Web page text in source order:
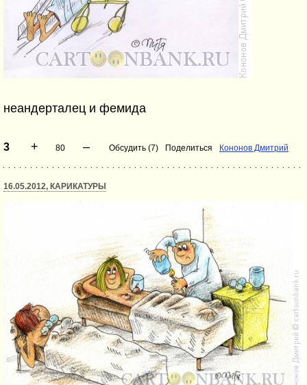
неандерталец и фемида
3 + 80 – Обсудить (7) Поделиться Кононов Дмитрий
16.05.2012, КАРИКАТУРЫ